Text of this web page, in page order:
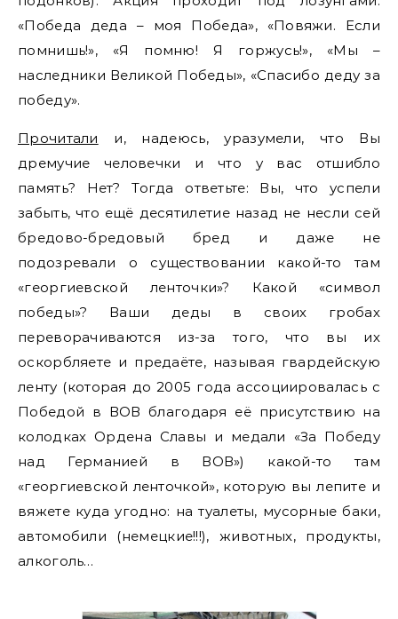
«Победа деда – моя Победа», «Повяжи. Если
помнишь!», «Я помню! Я горжусь!», «Мы –
наследники Великой Победы», «Спасибо деду за
победу».
Прочитали и, надеюсь, уразумели, что Вы
дремучие человечки и что у вас отшибло
память? Нет? Тогда ответьте: Вы, что успели
забыть, что ещё десятилетие назад не несли сей
бредово-бредовый бред и даже не
подозревали о существовании какой-то там
«георгиевской ленточки»? Какой «символ
победы»? Ваши деды в своих гробах
переворачиваются из-за того, что вы их
оскорбляете и предаёте, называя гвардейскую
ленту (которая до 2005 года ассоциировалась с
Победой в ВОВ благодаря её присутствию на
колодках Ордена Славы и медали «За Победу
над Германией в ВОВ») какой-то там
«георгиевской ленточкой», которую вы лепите и
вяжете куда угодно: на туалеты, мусорные баки,
автомобили (немецкие!!!), животных, продукты,
алкоголь…